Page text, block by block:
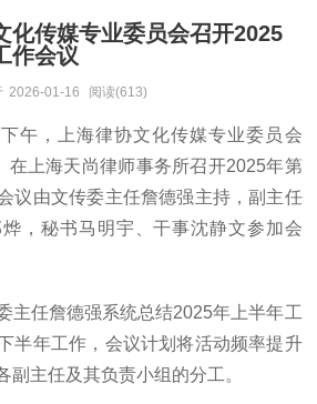
化传媒专业委员会召开2025
作会议
2026-01-16 阅读(613)
午，上海律协文化传媒专业委员会
在上海天尚律师事务所召开2025年第
议由文传委主任詹德强主持，副主任
，秘书马明宇、干事沈静文参加会
主任詹德强系统总结2025年上半年工
半年工作，会议计划将活动频率提升
副主任及其负责小组的分工。